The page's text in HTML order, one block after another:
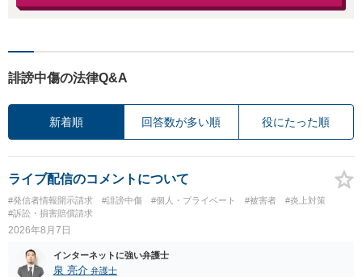
誹謗中傷の法律Q&A
新着順 回答数が多い順 役にたった順
ライブ配信のコメントについて
#発信者情報開示請求 #誹謗中傷 #個人・プライベート #被害者
#炎上対策
#訴訟・損害賠償請求
2026年8月7日
インターネットに強い弁護士
泉 亮介 弁護士